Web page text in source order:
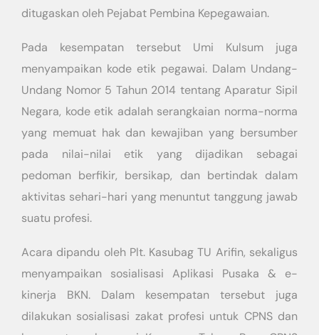
ditugaskan oleh Pejabat Pembina Kepegawaian.
Pada kesempatan tersebut Umi Kulsum juga
menyampaikan kode etik pegawai. Dalam Undang-
Undang Nomor 5 Tahun 2014 tentang Aparatur Sipil
Negara, kode etik adalah serangkaian norma-norma
yang memuat hak dan kewajiban yang bersumber
pada nilai-nilai etik yang dijadikan sebagai
pedoman berfikir, bersikap, dan bertindak dalam
aktivitas sehari-hari yang menuntut tanggung jawab
suatu profesi.
Acara dipandu oleh Plt. Kasubag TU Arifin, sekaligus
menyampaikan sosialisasi Aplikasi Pusaka & e-
kinerja BKN. Dalam kesempatan tersebut juga
dilakukan sosialisasi zakat profesi untuk CPNS dan